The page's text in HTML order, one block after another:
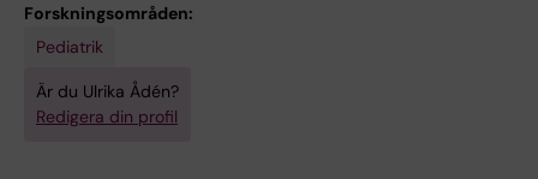
Forskningsområden:
Pediatrik
Är du Ulrika Ådén?
Redigera din profil